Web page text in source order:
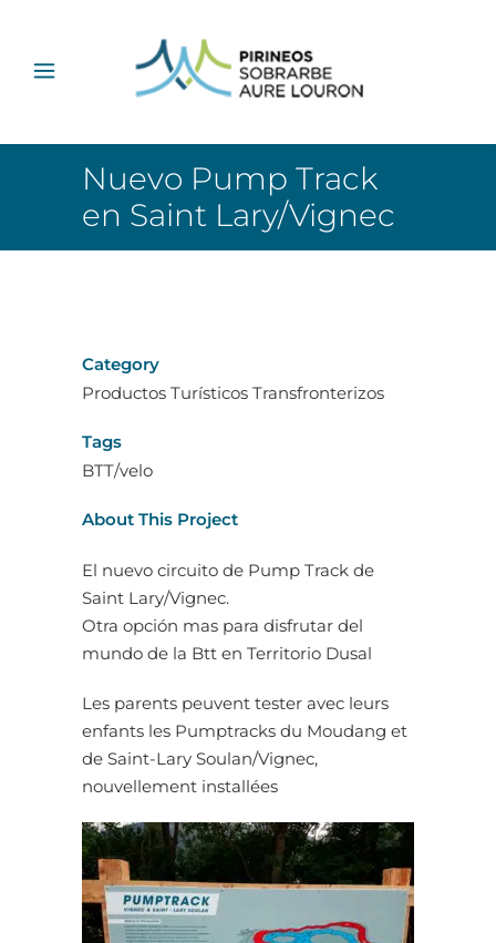
Nuevo Pump Track
en Saint Lary/Vignec
Category
Productos Turísticos Transfronterizos
Tags
BTT/velo
About This Project
El nuevo circuito de Pump Track de
Saint Lary/Vignec.
Otra opción mas para disfrutar del
mundo de la Btt en Territorio Dusal
Les parents peuvent tester avec leurs
enfants les Pumptracks du Moudang et
de Saint-Lary Soulan/Vignec,
nouvellement installées